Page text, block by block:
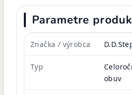
Parametre
Značka / výrobca
Typ
obuv